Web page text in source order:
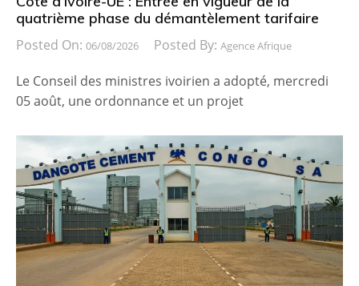
quatrième phase du démantèlement tarifaire
Posted On: 06/08/2026 Posted By: Agence Afrique
Le Conseil des ministres ivoirien a adopté, mercredi
05 août, une ordonnance et un projet